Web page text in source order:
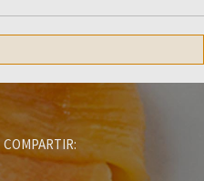
COMPARTIR: